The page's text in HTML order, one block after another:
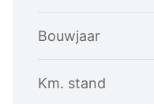
Bouwjaar
Km. stand